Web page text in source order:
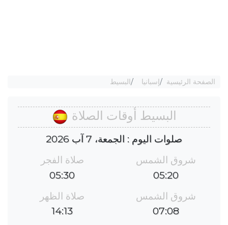
الصفحة الرئيسية إسبانيا البسيط
البسيط أوقات الصلاة
صلوات اليوم : الجمعة، 7 آب 2026
شروق الشمس
05:20
صلاة الفجر
05:30
شروق الشمس
07:08
صلاة الظهر
14:13